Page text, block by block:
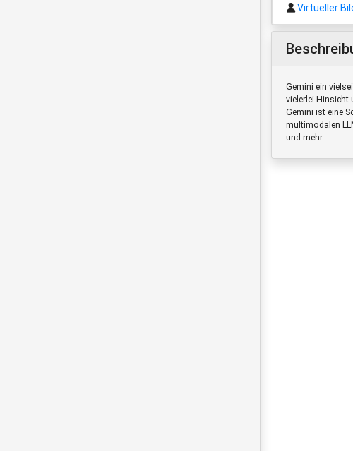
Virtueller
Gemini ein
vielerlei Hinsicht
Gemini ist eine
multimodalen
und mehr.